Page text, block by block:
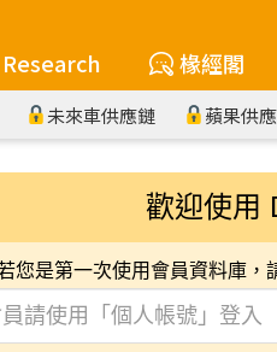
Research 椽經閣
未來車供應鏈 蘋果供
歡迎使用
您是第一次使用會員資料庫，